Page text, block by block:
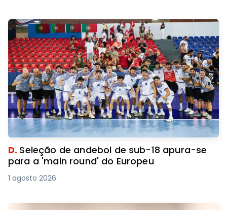
D. Seleção de andebol de sub-18 apura-se
para a 'main round' do Europeu
1 agosto 2026